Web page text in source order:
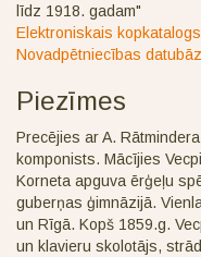
līdz 1918. gadam"
Elektroniskais kopkatalogs
Novadpētniecības
Piezīmes
Precējies ar A.
komponists. Mācījies
Korneta apguva ērģeļu
guberņas ģimnāzijā.
un Rīgā. Kopš 1859.g.
un klavieru skolotājs,